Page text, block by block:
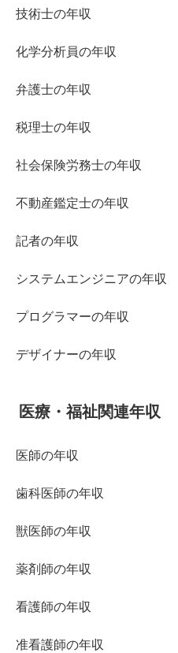
技術士の年収
化学分析員の年収
弁護士の年収
税理士の年収
社会保険労務士の年収
不動産鑑定士の年収
記者の年収
システムエンジニアの年収
プログラマーの年収
デザイナーの年収
医療・福祉関連年収
医師の年収
歯科医師の年収
獣医師の年収
薬剤師の年収
看護師の年収
准看護師の年収